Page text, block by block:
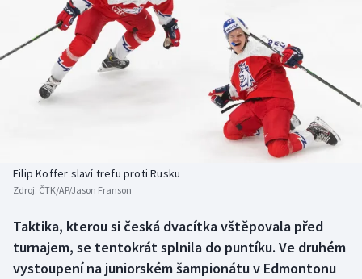
Americký fotbal
Baseball a softbal
Basketbal
Boby a skeleton
Box
Curling
NEPŘEHLÉDNĚTE
Soutěže
Historické návraty
AZ kvíz
Filip Koffer slaví trefu proti Rusku
Zdroj: ČTK/AP/Jason Franson
Taktika, kterou si česká dvacítka vštěpovala před
turnajem, se tentokrát splnila do puntíku. Ve druhém
vystoupení na juniorském šampionátu v Edmontonu